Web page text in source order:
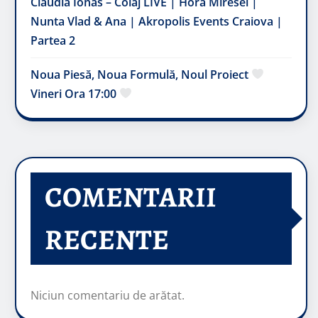
Nunta Vlad & Ana | Akropolis Events Craiova |
Partea 2
Noua Piesă, Noua Formulă, Noul Proiect
Vineri Ora 17:00
COMENTARII
RECENTE
Niciun comentariu de arătat.